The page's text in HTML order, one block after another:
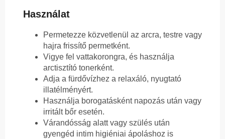
Használat
Permetezze közvetlenül az arcra, testre vagy
hajra frissítő permetként.
Vigye fel vattakorongra, és használja
arctisztító tonerként.
Adja a fürdővízhez a relaxáló, nyugtató
illatélményért.
Használja borogatásként napozás után vagy
irritált bőr esetén.
Várandósság alatt vagy szülés után
gyengéd intim higiéniai ápoláshoz is